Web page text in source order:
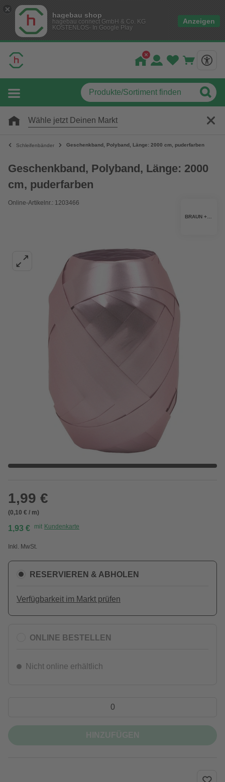
hagebau shop
hagebau connect GmbH & Co. KG
KOSTENLOS- In Google Play
Anzeigen
Wähle jetzt Deinen Markt
Schleifenbänder Geschenkband, Polyband, Länge: 2000 cm, puderfarben
Geschenkband, Polyband, Länge: 2000
cm, puderfarben
Online-Artikelnr.: 1203466
1,99 €
(0,10 € / m)
1,93 € mit Kundenkarte
Inkl. MwSt.
RESERVIEREN & ABHOLEN
Verfügbarkeit im Markt prüfen
ONLINE BESTELLEN
Nicht online erhältlich